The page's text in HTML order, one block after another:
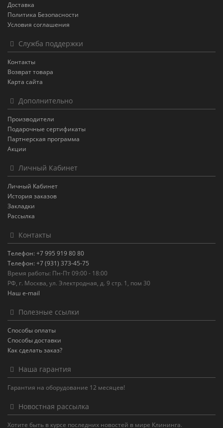
Доставка
Политика Безопасности
Условия соглашения
Служба поддержки
Контакты
Возврат товара
Карта сайта
Дополнительно
Производители
Подарочные сертификаты
Партнерская программа
Акции
Личный Кабинет
Личный Кабинет
История заказов
Закладки
Рассылка
Контакты
Телефон: +7 995 919 80 80
Телефон: +7 (931) 373-45-75
Время работы: Пн-Пт 09:00 - 18:00
РФ, г. Москва, ул. Электродная, д. 9 стр. 1, пом 30
Наш e-mail
Полезные ссылки
Способы оплаты
Способы доставки
Как сделать заказ?
Наша гарантия
Гарантия на оборудование 12 месяцев!
Новостная рассылка
Хотите быть в курсе последних новостей в мире Клининга.